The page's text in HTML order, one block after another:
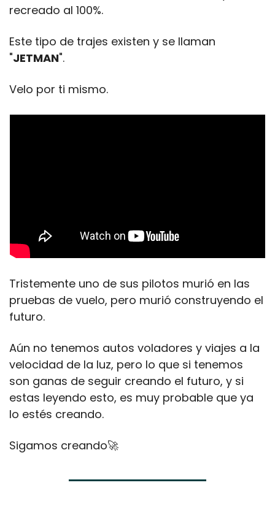
recreado al 100%.
Este tipo de trajes existen y se llaman
"JETMAN".
Velo por ti mismo.
Tristemente uno de sus pilotos murió en las
pruebas de vuelo, pero murió construyendo el
futuro.
Aún no tenemos autos voladores y viajes a la
velocidad de la luz, pero lo que si tenemos
son ganas de seguir creando el futuro, y si
estas leyendo esto, es muy probable que ya
lo estés creando.
Sigamos creando🚀